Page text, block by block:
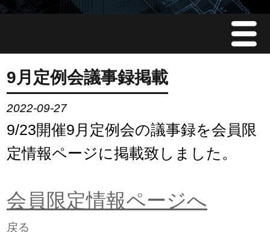
Menu
JMAについて
会員情報
イベント案内
会員限定情報
9月定例会議事録掲載
2022-09-27
9/23開催9月定例会の議事録を会員限
定情報ページに掲載致しました。
会員限定情報ページへ
戻る